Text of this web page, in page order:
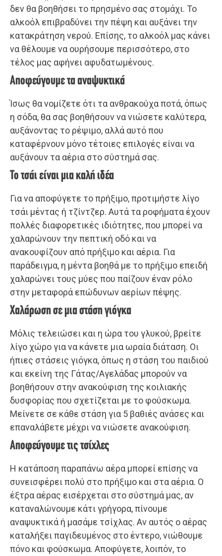
δεν θα βοηθήσει το πρησμένο σας στομάχι. Το
αλκοόλ επιβραδύνει την πέψη και αυξάνει την
κατακράτηση νερού. Επίσης, το αλκοόλ μας κάνει
να θέλουμε να ουρήσουμε περισσότερο, στο
τέλος μας αφήνει αφυδατωμένους.
Αποφεύγουμε τα αναψυκτικά
Ίσως θα νομίζετε ότι τα ανθρακούχα ποτά, όπως
η σόδα, θα σας βοηθήσουν να νιώσετε καλύτερα,
αυξάνοντας το ρέψιμο, αλλά αυτό που
καταφέρνουν μόνο τέτοιες επιλογές είναι να
αυξάνουν τα αέρια στο σύστημά σας.
Το τσάι είναι μια καλή ιδέα
Για να αποφύγετε το πρήξιμο, προτιμήστε λίγο
τσάι μέντας ή τζίντζερ. Αυτά τα ροφήματα έχουν
πολλές διαφορετικές ιδιότητες, που μπορεί να
χαλαρώνουν την πεπτική οδό και να
ανακουφίζουν από πρήξιμο και αέρια. Για
παράδειγμα, η μέντα βοηθά με το πρήξιμο επειδή
χαλαρώνει τους μύες που παίζουν έναν ρόλο
στην μεταφορά επώδυνων αερίων πέψης.
Χαλάρωση σε μια στάση γιόγκα
Μόλις τελειώσει και η ώρα του γλυκού, βρείτε
λίγο χώρο για να κάνετε μια ωραία διάταση. Οι
ήπιες στάσεις γιόγκα, όπως η στάση του παιδιού
και εκείνη της Γάτας/Αγελάδας μπορούν να
βοηθήσουν στην ανακούφιση της κοιλιακής
δυσφορίας που σχετίζεται με το φούσκωμα.
Μείνετε σε κάθε στάση για 5 βαθιές ανάσες και
επαναλάβετε μέχρι να νιώσετε ανακούφιση.
Αποφεύγουμε τις τσίχλες
Η κατάποση παραπάνω αέρα μπορεί επίσης να
συνεισφέρει πολύ στο πρήξιμο και στα αέρια. Ο
έξτρα αέρας εισέρχεται στο σύστημά μας, αν
καταναλώνουμε κάτι γρήγορα, πίνουμε
αναψυκτικά ή μασάμε τσίχλας. Αν αυτός ο αέρας
καταλήξει παγιδευμένος στο έντερο, νιώθουμε
πόνο και φούσκωμα. Αποφύγετε, λοιπόν, το